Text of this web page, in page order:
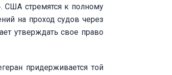
США стремятся к полному
на проход судов через
утверждать свое право
придерживается той